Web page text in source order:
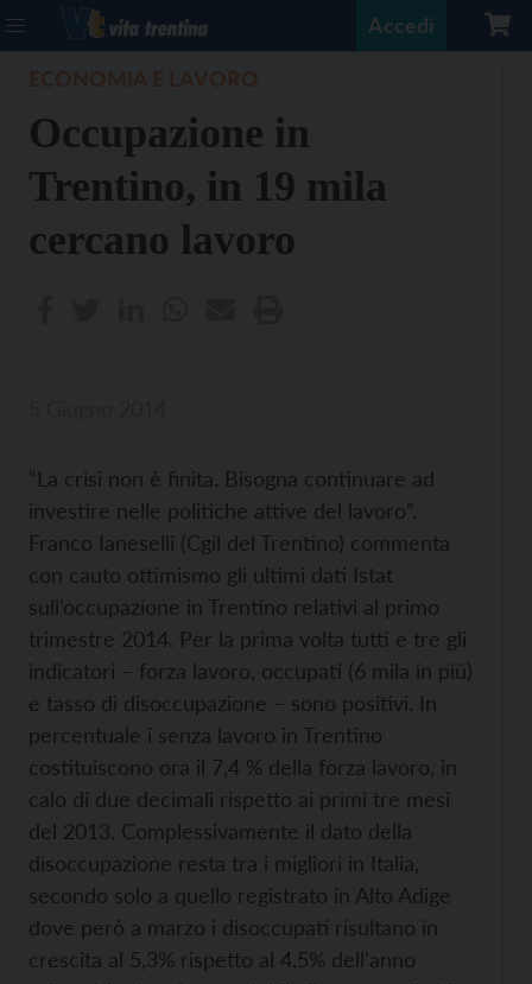
Accedi
Occupazione in
Trentino, in 19 mila
cercano lavoro
“La crisi non è finita. Bisogna continuare ad
investire nelle politiche attive del lavoro”.
Franco Ianeselli (Cgil del Trentino) commenta
con cauto ottimismo gli ultimi dati Istat
sull’occupazione in Trentino relativi al primo
trimestre 2014. Per la prima volta tutti e tre gli
indicatori – forza lavoro, occupati (6 mila in più)
e tasso di disoccupazione – sono positivi. In
percentuale i senza lavoro in Trentino
costituiscono ora il 7,4 % della forza lavoro, in
calo di due decimali rispetto ai primi tre mesi
del 2013. Complessivamente il dato della
disoccupazione resta tra i migliori in Italia,
secondo solo a quello registrato in Alto Adige
dove però a marzo i disoccupati risultano in
crescita al 5,3% rispetto al 4,5% dell’anno